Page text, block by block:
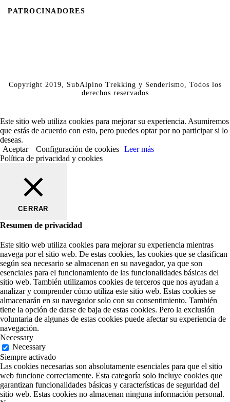
PATROCINADORES
Copyright 2019, SubAlpino Trekking y Senderismo, Todos los
derechos reservados
Este sitio web utiliza cookies para mejorar su experiencia. Asumiremos
que estás de acuerdo con esto, pero puedes optar por no participar si lo
deseas.
Aceptar
Configuración de cookies Leer más
Política de privacidad y cookies
CERRAR
Resumen de privacidad
Este sitio web utiliza cookies para mejorar su experiencia mientras
navega por el sitio web. De estas cookies, las cookies que se clasifican
según sea necesario se almacenan en su navegador, ya que son
esenciales para el funcionamiento de las funcionalidades básicas del
sitio web. También utilizamos cookies de terceros que nos ayudan a
analizar y comprender cómo utiliza este sitio web. Estas cookies se
almacenarán en su navegador solo con su consentimiento. También
tiene la opción de darse de baja de estas cookies. Pero la exclusión
voluntaria de algunas de estas cookies puede afectar su experiencia de
navegación.
Necessary
Necessary
Siempre activado
Las cookies necesarias son absolutamente esenciales para que el sitio
web funcione correctamente. Esta categoría solo incluye cookies que
garantizan funcionalidades básicas y características de seguridad del
sitio web. Estas cookies no almacenan ninguna información personal.